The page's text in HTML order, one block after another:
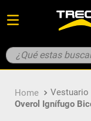
¿Qué estas
Vestuario
Overol Ignífugo